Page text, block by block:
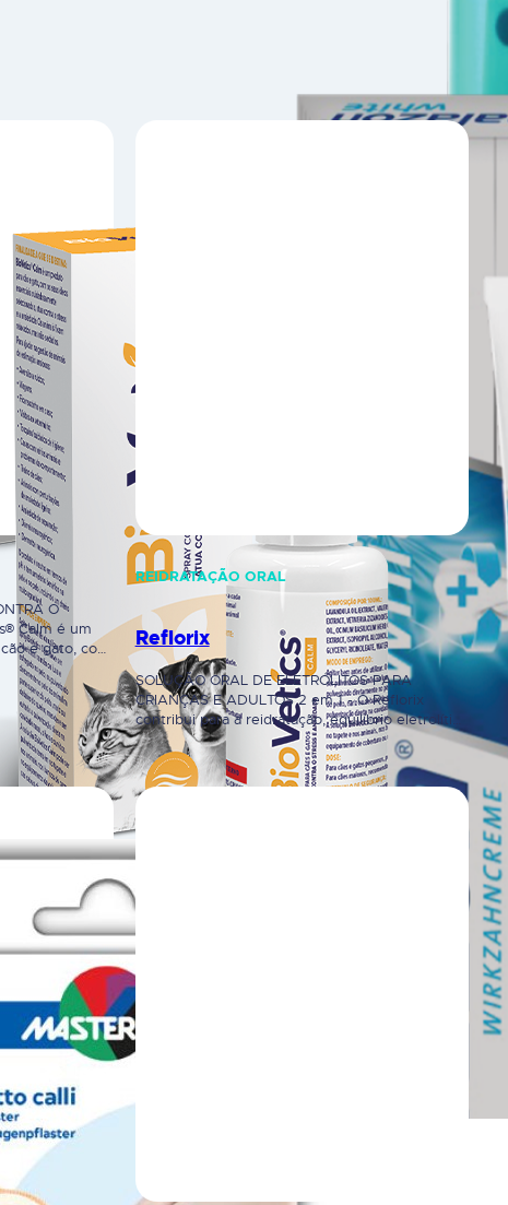
O
Calm é um
e gato, com
e ansiedade.
sedados.
de estimação
REIDRATAÇÃO ORAL
Reflorix
SOLUÇÃO ORAL DE ELETRÓLITOS PARA
CRIANÇAS E ADULTOS 2 em 1 - O Reflorix
contribui para a reidratação, equilíbrio eletrolítico
e digestão normal. Hidratação Oral & 3 tipos de
Lactobacillus Sabor a Laranja.